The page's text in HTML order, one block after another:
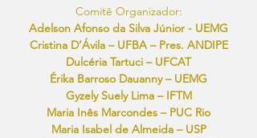
Comitê Organizador:
Adelson Afonso da Silva Júnior - UEMG
Cristina D’Ávila – UFBA – Pres. ANDIPE
Dulcéria Tartuci – UFCAT
Érika Barroso Dauanny – UEMG
Gyzely Suely Lima – IFTM
Maria Inês Marcondes – PUC Rio
Maria Isabel de Almeida – USP